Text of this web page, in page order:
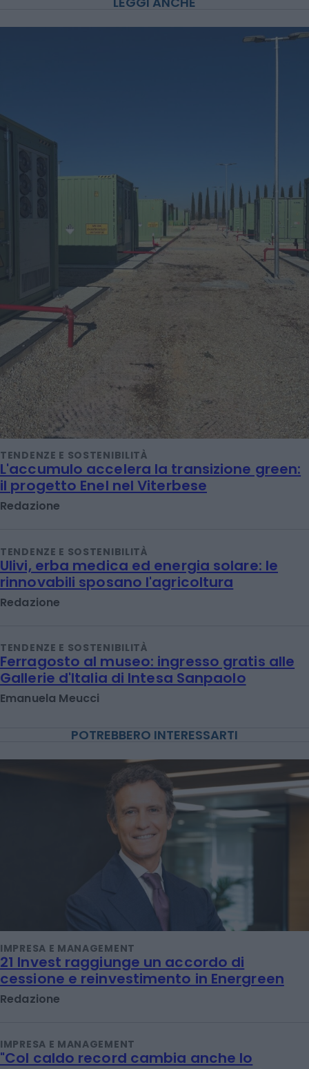
TENDENZE E SOSTENIBILITÀ
L'accumulo accelera la transizione green:
il progetto Enel nel Viterbese
Redazione
TENDENZE E SOSTENIBILITÀ
Ulivi, erba medica ed energia solare: le
rinnovabili sposano l'agricoltura
Redazione
TENDENZE E SOSTENIBILITÀ
Ferragosto al museo: ingresso gratis alle
Gallerie d'Italia di Intesa Sanpaolo
Emanuela Meucci
POTREBBERO INTERESSARTI
IMPRESA E MANAGEMENT
21 Invest raggiunge un accordo di
cessione e reinvestimento in Energreen
Redazione
IMPRESA E MANAGEMENT
"Col caldo record cambia anche lo